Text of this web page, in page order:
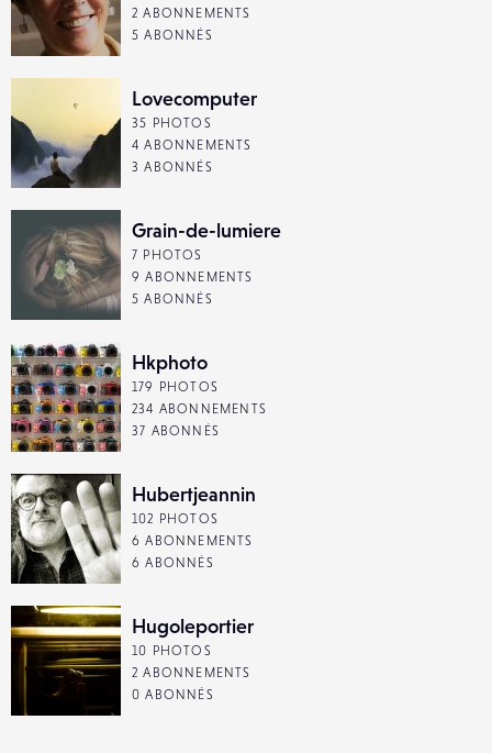
2 ABONNEMENTS
5 ABONNÉS
Lovecomputer
35 PHOTOS
4 ABONNEMENTS
3 ABONNÉS
Grain-de-lumiere
7 PHOTOS
9 ABONNEMENTS
5 ABONNÉS
Hkphoto
179 PHOTOS
234 ABONNEMENTS
37 ABONNÉS
Hubertjeannin
102 PHOTOS
6 ABONNEMENTS
6 ABONNÉS
Hugoleportier
10 PHOTOS
2 ABONNEMENTS
0 ABONNÉS